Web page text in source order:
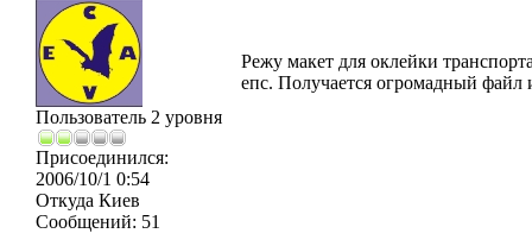
Пользователь 2 уровня
Присоединился:
2006/10/1 0:54
Откуда Киев
Сообщений: 51
Режу макет для оклейки
епс. Получается огромадный файл